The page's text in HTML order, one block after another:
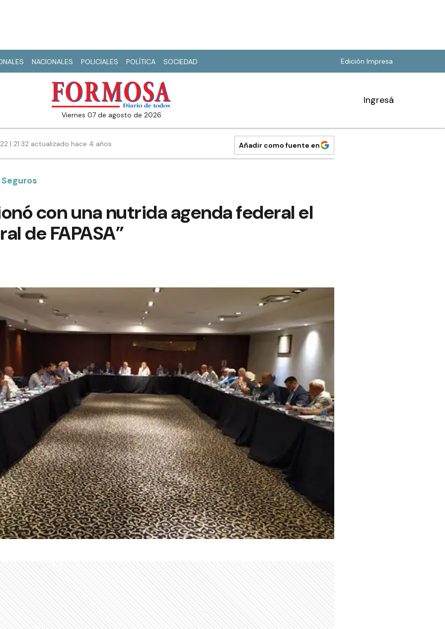
NACIONALES POLICIALES POLÍTICA SOCIEDAD Edición Impresa
viernes 07 de agosto de 2026
Ingresá
| 21:32 actualizado hace 4 años Añadir como fuente en
con una nutrida agenda federal el
de FAPASA”